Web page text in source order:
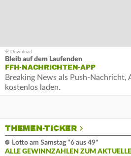
Bleib auf dem Laufenden
FFH-NACHRICHTEN-APP
Breaking News als Push-
kostenlos laden.
THEMEN-TICKER
Lotto am Samstag "6 aus 49"
ALLE GEWINNZAHLEN ZUM